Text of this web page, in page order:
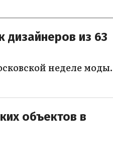
дизайнеров из 63
неделе моды.
объектов в